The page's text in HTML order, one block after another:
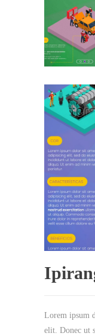
Lorem ipsum
elit. Donec ut